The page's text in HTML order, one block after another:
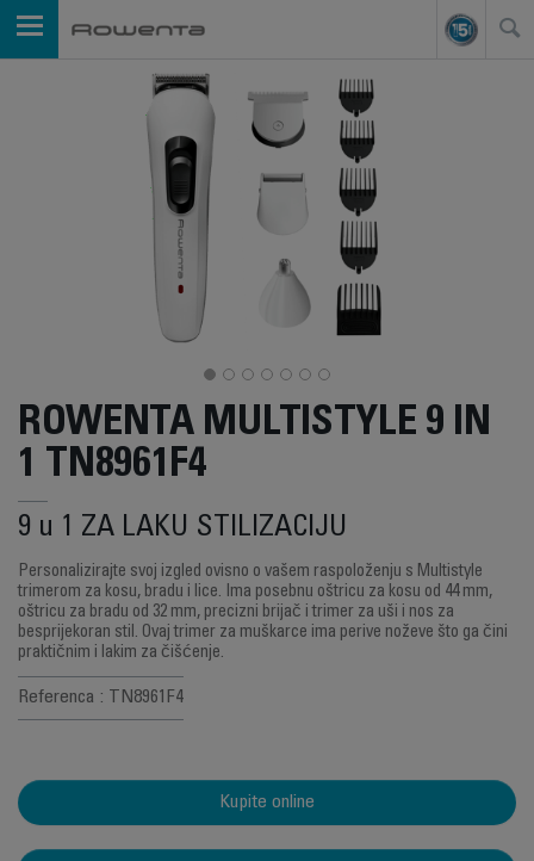
ROWENTA MULTISTYLE 9 IN
1 TN8961F4
9 u 1 ZA LAKU STILIZACIJU
Personalizirajte svoj izgled ovisno o vašem raspoloženju s Multistyle
trimerom za kosu, bradu i lice. Ima posebnu oštricu za kosu od 44 mm,
oštricu za bradu od 32 mm, precizni brijač i trimer za uši i nos za
besprijekoran stil. Ovaj trimer za muškarce ima perive noževe što ga čini
praktičnim i lakim za čišćenje.
Referenca : TN8961F4
Kupite online